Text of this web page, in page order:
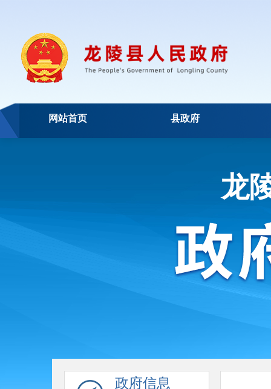
网站首页 县政府
龙
政府信息